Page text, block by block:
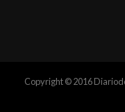
Copyright © 2016